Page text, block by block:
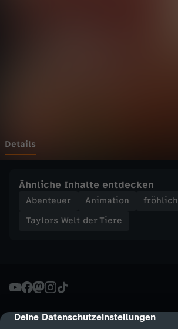
cmp-dialog-description
Deine Datenschutzeinstellungen
e
T
r
e
Details
Ähnliche Inhalte entdecken
Abenteuer Animation fröhlich
Taylors Welt der Tiere